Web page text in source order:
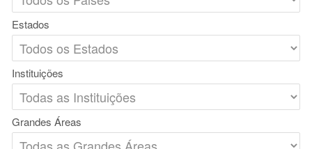
Estados
Instituições
Grandes Áreas